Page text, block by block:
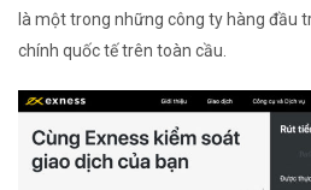
là một trong những công ty hàng đầu
chính quốc tế trên toàn cầu.